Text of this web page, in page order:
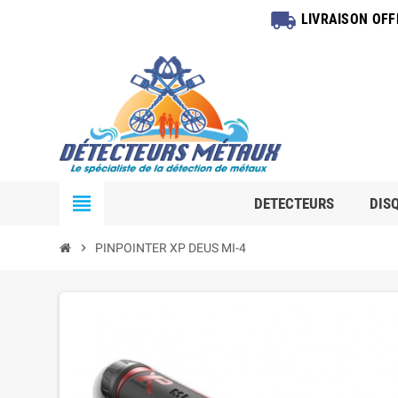
local_shipping LIVRAISON
view_headline DETECTEURS
chevron_right PINPOINTER XP DEUS MI-4